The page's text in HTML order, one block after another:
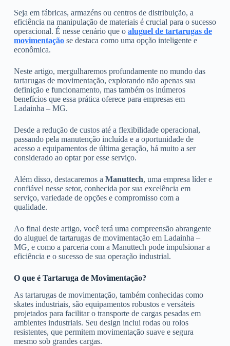
Seja em fábricas, armazéns ou centros de distribuição, a
eficiência na manipulação de materiais é crucial para o sucesso
operacional. É nesse cenário que o aluguel de tartarugas de
movimentaçãose destaca como uma opção inteligente e
econômica.
Neste artigo, mergulharemos profundamente no mundo das
tartarugas de movimentação, explorando não apenas sua
definição e funcionamento, mas também os inúmeros
benefícios que essa prática oferece para empresas em
Ladainha – MG.
Desde a redução de custos até a flexibilidade operacional,
passando pela manutenção incluída e a oportunidade de
acesso a equipamentos de última geração, há muito a ser
considerado ao optar por esse serviço.
Além disso, destacaremos a Manuttech, uma empresa líder e
confiável nesse setor, conhecida por sua excelência em
serviço, variedade de opções e compromisso com a
qualidade.
Ao final deste artigo, você terá uma compreensão abrangente
do aluguel de tartarugas de movimentação em Ladainha –
MG, e como a parceria com a Manuttech pode impulsionar a
eficiência e o sucesso de sua operação industrial.
O que é Tartaruga de Movimentação?
As tartarugas de movimentação, também conhecidas como
skates industriais, são equipamentos robustos e versáteis
projetados para facilitar o transporte de cargas pesadas em
ambientes industriais. Seu design inclui rodas ou rolos
resistentes, que permitem movimentação suave e segura
mesmo sob grandes cargas.